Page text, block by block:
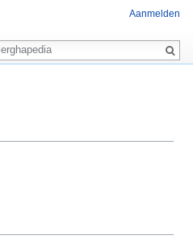
Aanmelden